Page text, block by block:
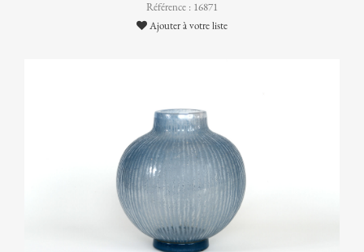
Référence : 16871
Ajouter à votre liste